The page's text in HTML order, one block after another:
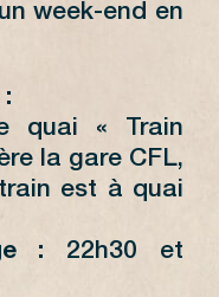
week-end en
:
quai « Train
la gare CFL,
est à quai
: 22h30 et